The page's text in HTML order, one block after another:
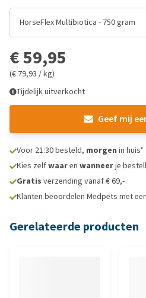
HorseFlex Multibiotica - 750 gram
€ 59,95
(€ 79,93 / kg)
Tijdelijk uitverkocht
Geef mij
Voor 21:30 besteld, morgen in huis*
Kies zelfwaaren wanneerje
Gratis verzending vanaf € 69,-
Klanten beoordelen Medpets met een
Gerelateerde producten